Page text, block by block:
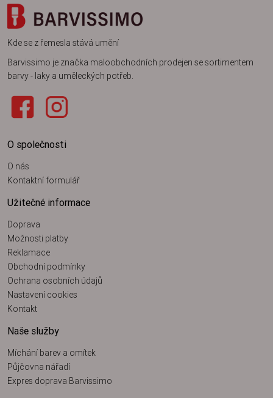
Kde se z řemesla stává umění
Barvissimo je značka maloobchodních prodejen se sortimentem
barvy - laky a uměleckých potřeb.
O společnosti
O nás
Kontaktní formulář
Užitečné informace
Doprava
Možnosti platby
Reklamace
Obchodní podmínky
Ochrana osobních údajů
Nastavení cookies
Kontakt
Naše služby
Míchání barev a omítek
Půjčovna nářadí
Expres doprava Barvissimo